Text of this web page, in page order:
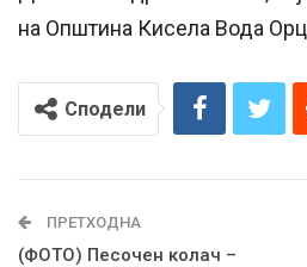
на Општина Кисела Вода
Сподели
ПРЕТХОДНА
(ФОТО) Песочен колач –